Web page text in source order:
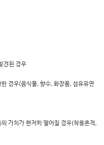
견된 경우
경우(음식물, 향수, 화장품, 섬유유연
가치가 현저히 떨어질 경우(착용흔적,